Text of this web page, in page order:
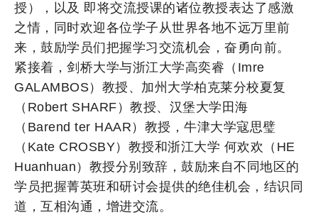
授），以及 即将交流授课的诸位教授表达了感激
之情，同时欢迎各位学子从世界各地不远万里前
来，鼓励学员们把握学习交流机会，奋勇向前。
紧接着，剑桥大学与浙江大学高奕睿（Imre
GALAMBOS）教授、加州大学柏克莱分校夏复
（Robert SHARF）教授、汉堡大学田海
（Barend ter HAAR）教授，牛津大学寇思璧
（Kate CROSBY）教授和浙江大学 何欢欢（HE
Huanhuan）教授分别致辞，鼓励来自不同地区的
学员把握菁英班和研讨会提供的绝佳机会，结识同
道，互相沟通，增进交流。